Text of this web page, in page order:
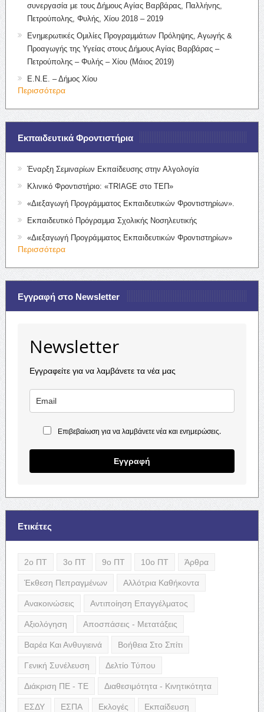
συνεργασία με τους Δήμους Αγίας Βαρβάρας, Παλλήνης,
Πετρούπολης, Φυλής, Χίου 2018 – 2019
Ενημερωτικές Ομιλίες Προγραμμάτων Πρόληψης, Αγωγής &
Προαγωγής της Υγείας στους Δήμους Αγίας Βαρβάρας –
Πετρούπολης – Φυλής – Χίου (Μάιος 2019)
Ε.Ν.Ε. – Δήμος Χίου
Περισσότερα
Εκπαιδευτικά Φροντιστήρια
Έναρξη Σεμιναρίων Εκπαίδευσης στην Αλγολογία
Κλινικό Φροντιστήριο: «TRIAGE στο ΤΕΠ»
«Διεξαγωγή Προγράμματος Εκπαιδευτικών Φροντιστηρίων».
Εκπαιδευτικό Πρόγραμμα Σχολικής Νοσηλευτικής
«Διεξαγωγή Προγράμματος Εκπαιδευτικών Φροντιστηρίων»
Περισσότερα
Εγγραφή στο Newsletter
Newsletter
Εγγραφείτε για να λαμβάνετε τα νέα μας
Επιβεβαίωση για να λαμβάνετε νέα και ενημερώσεις.
Εγγραφή
Ετικέτες
2ο ΠΤ 3ο ΠΤ 9ο ΠΤ 10ο ΠΤ Άρθρα
Έκθεση Πεπραγμένων Αλλότρια Καθήκοντα
Ανακοινώσεις Αντιποίηση Επαγγέλματος
Αξιολόγηση Αποσπάσεις - Μετατάξεις
Βαρέα Και Ανθυγιεινά Βοήθεια Στο Σπίτι
Γενική Συνέλευση Δελτίο Τύπου
Διάκριση ΠΕ - ΤΕ Διαθεσιμότητα - Κινητικότητα
ΕΣΔΥ ΕΣΠΑ Εκλογές Εκπαίδευση